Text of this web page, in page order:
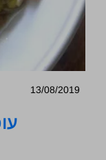
13/08/2019